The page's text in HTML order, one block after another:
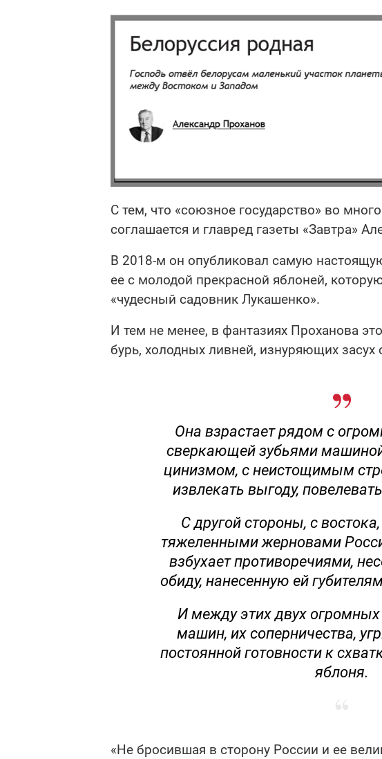
С тем, что «союзное государство» во
соглашается и главред газеты «Завтра»
В 2018-м он опубликовал самую
ее с молодой прекрасной яблоней,
«чудесный садовник Лукашенко».
И тем не менее, в фантазиях Проханова
бурь, холодных ливней, изнуряющих засух
Она взрастает рядом с
сверкающей зубьями
цинизмом, с неистощимым
извлекать выгоду,
С другой стороны, с
тяжеленными жерновами
взбухает противоречиями,
обиду, нанесенную ей
И между этих двух
машин, их соперничества,
постоянной готовности к
яблоня.
«Не бросившая в сторону России и ее